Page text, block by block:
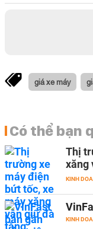
giá xe máy
Có thể bạn
Thị
xăng
KINH
KINH